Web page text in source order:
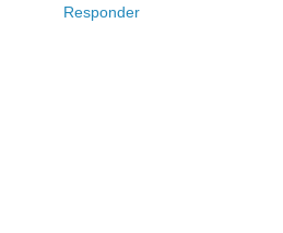
Responder